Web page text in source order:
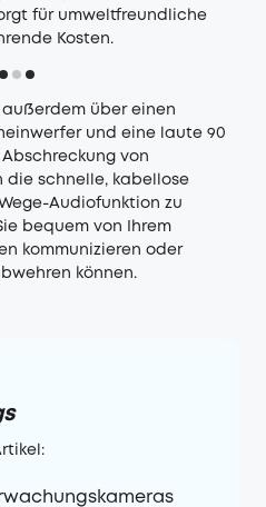
für umweltfreundliche
Kosten.
außerdem über einen
und eine laute 90
von
die schnelle, kabellose
Audiofunktion zu
bequem von Ihrem
kommunizieren oder
können.